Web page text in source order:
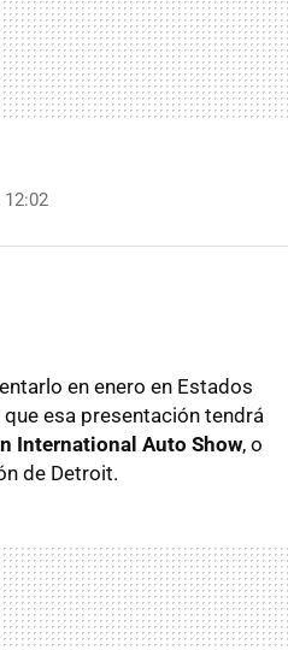
en enero en Estados
esa presentación tendrá
International Auto Show, o
de Detroit.